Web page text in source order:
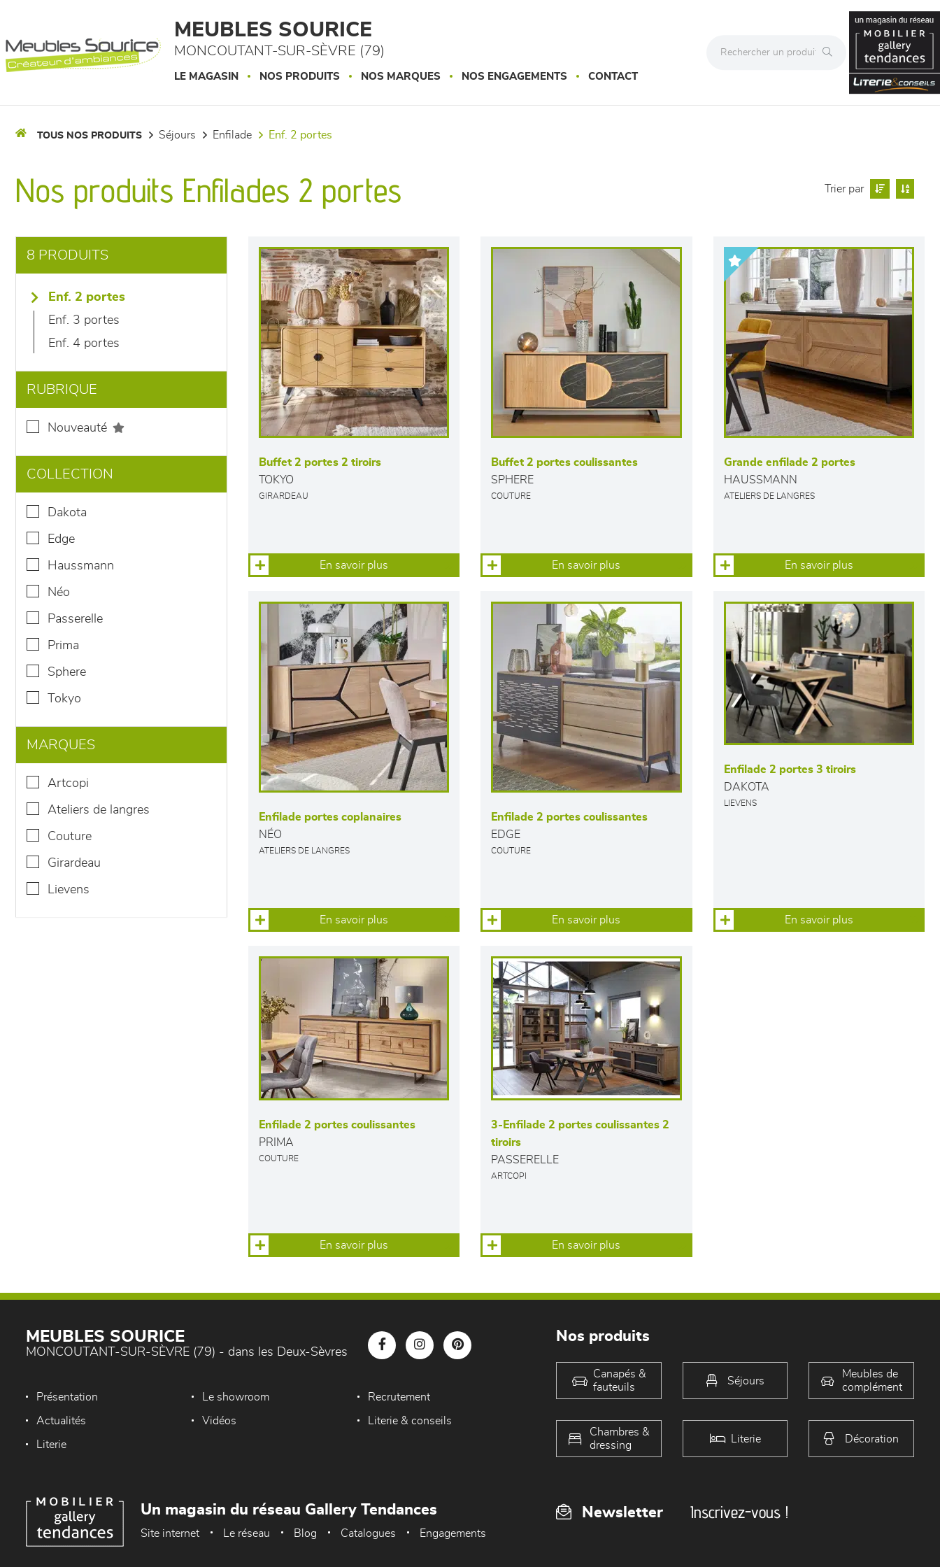
MEUBLES SOURICE
MONCOUTANT-SUR-SÈVRE (79)
LE MAGASIN NOS PRODUITS NOS MARQUES NOS ENGAGEMENTS CONTACT
TOUS NOS PRODUITS séjours enfilade enf. 2 portes
Nos produits Enfilades 2 portes Trier par
8 PRODUITS
enf. 2 portes
enf. 3 portes
enf. 4 portes
RUBRIQUE
nouveauté
COLLECTION
dakota
edge
haussmann
néo
passerelle
prima
sphere
tokyo
MARQUES
artcopi
ateliers de langres
couture
girardeau
lievens
Buffet 2 portes 2 tiroirs
TOKYO
GIRARDEAU
En savoir plus
Buffet 2 portes coulissantes
SPHERE
COUTURE
En savoir plus
Grande enfilade 2 portes
HAUSSMANN
ATELIERS DE LANGRES
En savoir plus
Enfilade portes coplanaires
NÉO
ATELIERS DE LANGRES
En savoir plus
Enfilade 2 portes coulissantes
EDGE
COUTURE
En savoir plus
Enfilade 2 portes 3 tiroirs
DAKOTA
LIEVENS
En savoir plus
Enfilade 2 portes coulissantes
PRIMA
COUTURE
En savoir plus
3-Enfilade 2 portes coulissantes 2
tiroirs
PASSERELLE
ARTCOPI
En savoir plus
MEUBLES SOURICE
MONCOUTANT-SUR-SÈVRE (79) - dans les Deux-Sèvres
Présentation Le showroom Recrutement
Actualités Vidéos Literie & conseils
Literie
Nos produits
Canapés &
fauteuils
Séjours
Meubles de
complément
Chambres &
dressing
Literie Décoration
Newsletter Inscrivez-vous !
Un magasin du réseau Gallery Tendances
Site internet Le réseau Blog Catalogues Engagements